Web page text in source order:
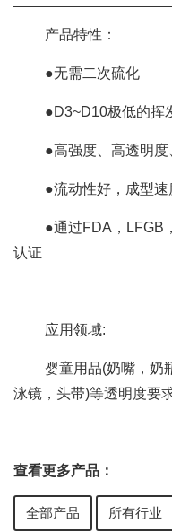
产品特性：
●无需二次硫化
●D3~D10极低的挥
●高强度、高透明度
●流动性好，成型
●通过FDA，LFGB
认证
应用领域:
婴童用品(奶嘴，奶
泳镜，头带)等透明度要
查看更多产品：
全部产品 所有行业